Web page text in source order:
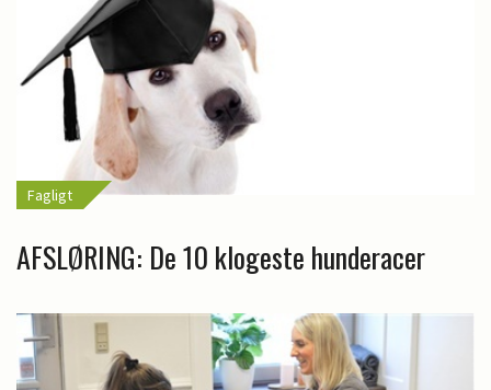
Fagligt
AFSLØRING: De 10 klogeste hunderacer